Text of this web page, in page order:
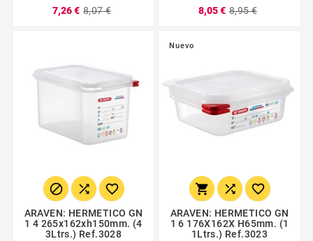
7,26 € 8,07 €
8,05 € 8,95 €
  
ARAVEN: HERMETICO GN
1 4 265x162xh150mm. (4
3Ltrs.) Ref.3028
Nuevo
  
ARAVEN: HERMETICO GN
1 6 176X162X H65mm. (1
1Ltrs.) Ref.3023